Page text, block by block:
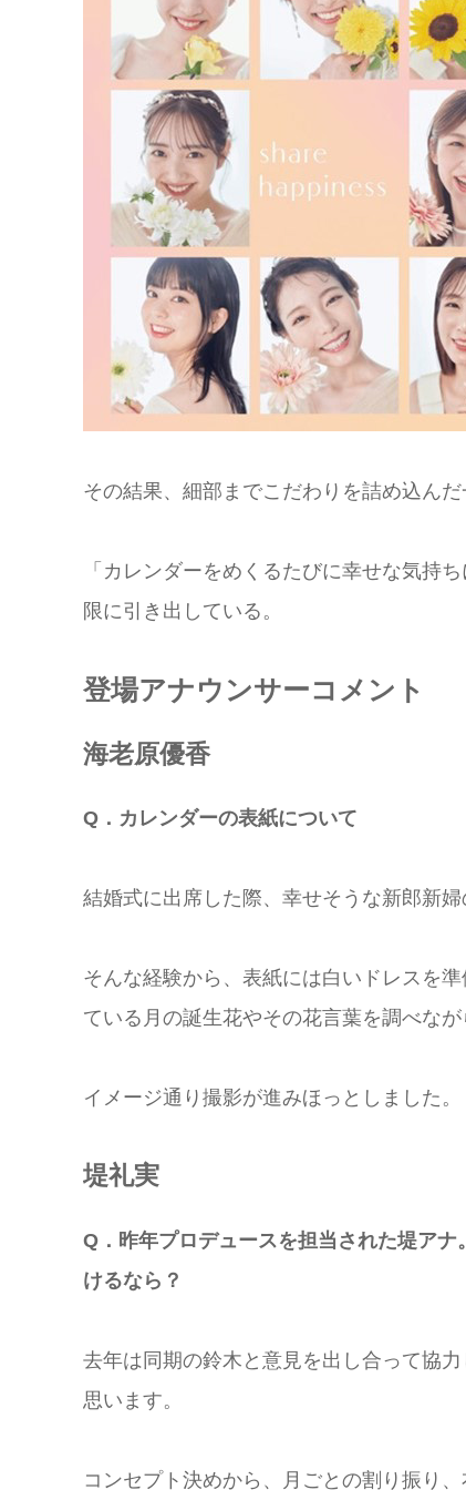
その結果、細部までこだわりを詰め込んだ
「カレンダーをめくるたびに幸せな気持
限に引き出している。
登場アナウンサーコメント
海老原優香
Q．カレンダーの表紙について
結婚式に出席した際、幸せそうな新郎新
そんな経験から、表紙には白いドレスを
ている月の誕生花やその花言葉を調べな
イメージ通り撮影が進みほっとしました。
堤礼実
Q．昨年プロデュースを担当された堤ア
けるなら？
去年は同期の鈴木と意見を出し合って協
思います。
コンセプト決めから、月ごとの割り振り